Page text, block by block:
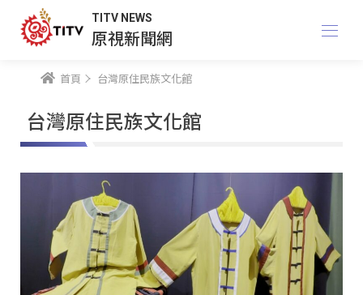
TITV NEWS
原視新聞網
首頁 台灣原住民族文化館
台灣原住民族文化館